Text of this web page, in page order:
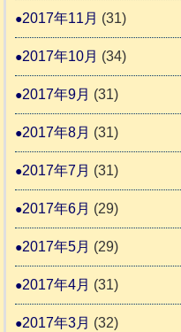
2017年11月 (31)
2017年10月 (34)
2017年9月 (31)
2017年8月 (31)
2017年7月 (31)
2017年6月 (29)
2017年5月 (29)
2017年4月 (31)
2017年3月 (32)